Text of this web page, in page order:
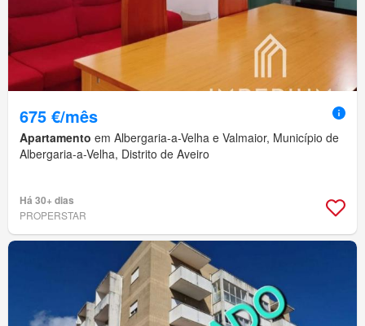
675 €/mês
Apartamento em Albergaria-a-Velha e Valmaior, Município de
Albergaria-a-Velha, Distrito de Aveiro
Há 30+ dias
PROPERSTAR